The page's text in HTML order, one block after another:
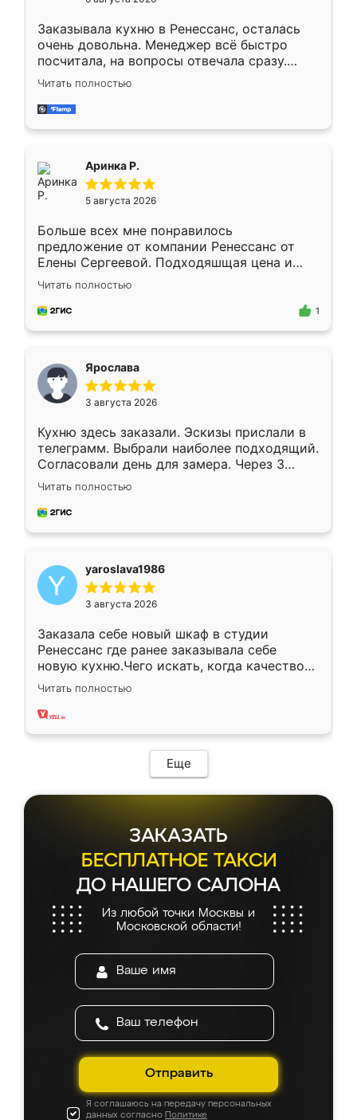
Заказывала кухню в Ренессанс, осталась
очень довольна. Менеджер всё быстро
посчитала, на вопросы отвечала сразу.
Замерщик приехал в субботу, подошёл к
делу со всей ответственностью. Собрали
за день, ребята работали аккуратно, даже
Читать полностью
Аринка Р.
5 августа 2026
Больше всех мне понравилось
предложение от компании Ренессанс от
Елены Сергеевой. Подходяшщая цена и
короткие сроки изготовления. Приехавший
для замера сотрудник Владислав
предложил по моему эскизу самый
Читать полностью
1
Ярослава
3 августа 2026
Кухню здесь заказали. Эскизы прислали в
телеграмм. Выбрали наиболее подходящий.
Согласовали день для замера. Через 3
недели кухня была уже готова. Остались
довольны работой. Спасибо Ренессанс
мебель за качественную работу!
Читать полностью
yaroslava1986
3 августа 2026
Заказала себе новый шкаф в студии
Ренессанс где ранее заказывала себе
новую кухню.Чего искать, когда качеством
вполне довольна. Служит кухня уже почти
два года, нареканий нет.
Читать полностью
Еще
ЗАКАЗАТЬ
БЕСПЛАТНОЕ ТАКСИ
ДО НАШЕГО САЛОНА
Из любой точки Москвы и
Московской области!
Отправить
Я соглашаюсь на передачу персональных
данных согласно Политике